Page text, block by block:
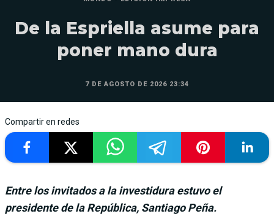
De la Espriella asume para
poner mano dura
7 DE AGOSTO DE 2026 23:34
Compartir en redes
Entre los invitados a la investidura estuvo el
presidente de la República, Santiago Peña.